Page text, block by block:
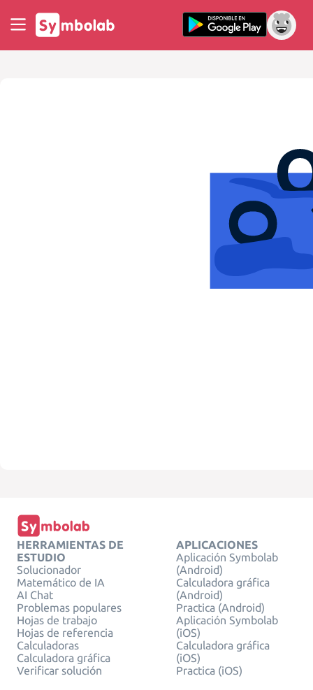
HERRAMIENTAS DE
ESTUDIO
Solucionador
Matemático de IA
AI Chat
Problemas populares
Hojas de trabajo
Hojas de referencia
Calculadoras
Calculadora gráfica
Verificar solución
APLICACIONES
Aplicación Symbolab
(Android)
Calculadora gráfica
(Android)
Practica (Android)
Aplicación Symbolab
(iOS)
Calculadora gráfica
(iOS)
Practica (iOS)